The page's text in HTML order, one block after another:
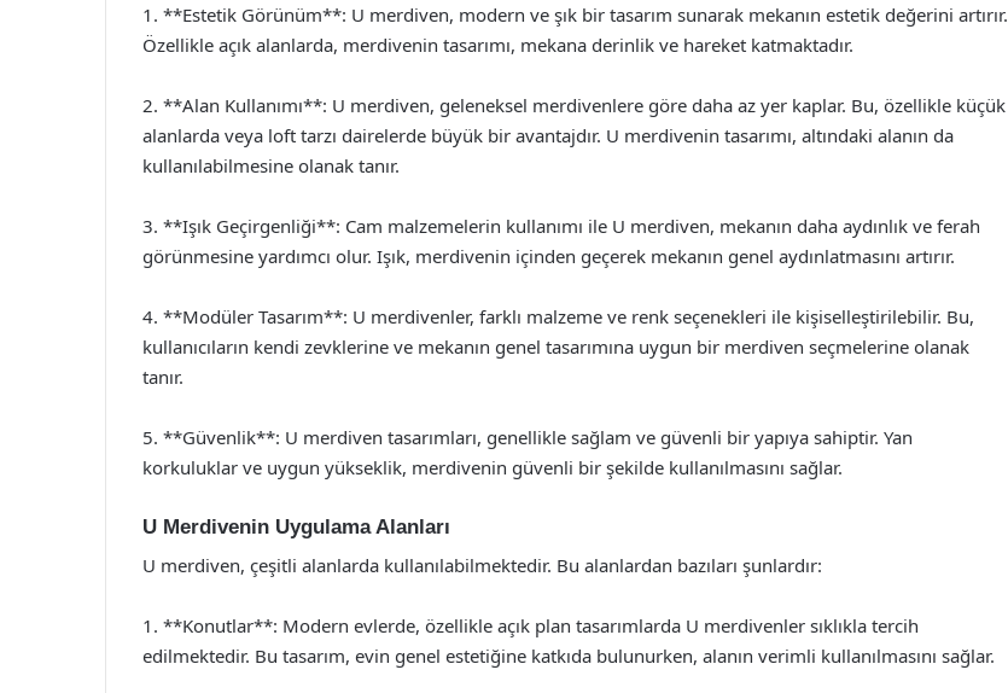
1. **Estetik Görünüm**: U merdiven, modern ve şık bir tasarım sunarak mekanın estetik değerini artırır.
Özellikle açık alanlarda, merdivenin tasarımı, mekana derinlik ve hareket katmaktadır.
2. **Alan Kullanımı**: U merdiven, geleneksel merdivenlere göre daha az yer kaplar. Bu, özellikle küçük
alanlarda veya loft tarzı dairelerde büyük bir avantajdır. U merdivenin tasarımı, altındaki alanın da
kullanılabilmesine olanak tanır.
3. **Işık Geçirgenliği**: Cam malzemelerin kullanımı ile U merdiven, mekanın daha aydınlık ve ferah
görünmesine yardımcı olur. Işık, merdivenin içinden geçerek mekanın genel aydınlatmasını artırır.
4. **Modüler Tasarım**: U merdivenler, farklı malzeme ve renk seçenekleri ile kişiselleştirilebilir. Bu,
kullanıcıların kendi zevklerine ve mekanın genel tasarımına uygun bir merdiven seçmelerine olanak
tanır.
5. **Güvenlik**: U merdiven tasarımları, genellikle sağlam ve güvenli bir yapıya sahiptir. Yan
korkuluklar ve uygun yükseklik, merdivenin güvenli bir şekilde kullanılmasını sağlar.
U Merdivenin Uygulama Alanları
U merdiven, çeşitli alanlarda kullanılabilmektedir. Bu alanlardan bazıları şunlardır:
1. **Konutlar**: Modern evlerde, özellikle açık plan tasarımlarda U merdivenler sıklıkla tercih
edilmektedir. Bu tasarım, evin genel estetiğine katkıda bulunurken, alanın verimli kullanılmasını sağlar.